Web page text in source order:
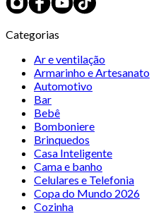
Categorias
Ar e ventilação
Armarinho e Artesanato
Automotivo
Bar
Bebê
Bomboniere
Brinquedos
Casa Inteligente
Cama e banho
Celulares e Telefonia
Copa do Mundo 2026
Cozinha